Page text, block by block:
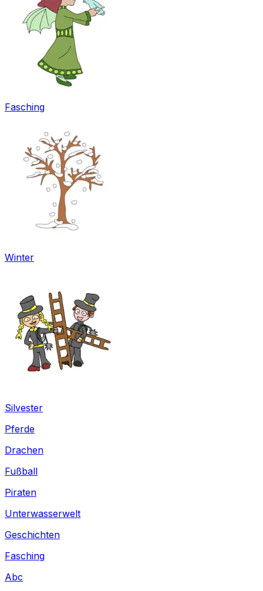
Fasching
Winter
Silvester
Pferde
Drachen
Fußball
Piraten
Unterwasserwelt
Geschichten
Fasching
Abc